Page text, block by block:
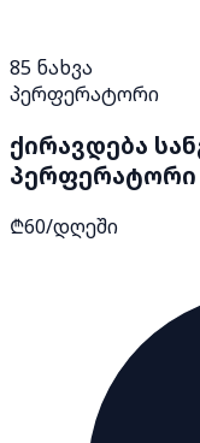
85 ნახვა
პერფერატორი
ქირავდება
პერფერატორი
₾60/დღეში